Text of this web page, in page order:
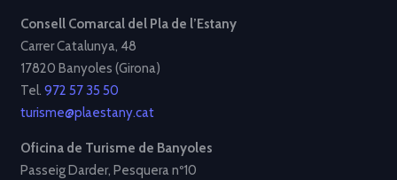
Consell Comarcal del Pla de l’Estany
Carrer Catalunya, 48
17820 Banyoles (Girona)
Tel. 972 57 35 50
turisme@plaestany.cat
Oficina de Turisme de Banyoles
Passeig Darder, Pesquera nº10